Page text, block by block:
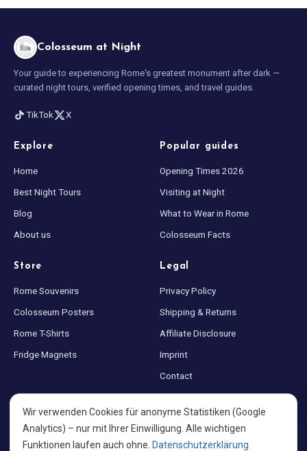
Colosseum at Night
Your guide to experiencing Rome's greatest monument after dark —
curated night tours, verified opening times, and travel guides.
TikTok X
Explore
Home
Best Night Tours
Blog
About us
Popular guides
Opening Times 2026
Visiting at Night
What to Wear in Rome
Colosseum Facts
Store
Rome Souvenirs
Colosseum Posters
Rome T-Shirts
Fridge Magnets
Legal
Privacy Policy
Shipping & Returns
Affiliate Disclosure
Imprint
Contact
Sitemap
Cookie settings
Wir verwenden Cookies für anonyme Statistiken (Google
Analytics) – nur mit Ihrer Einwilligung. Alle wichtigen
Funktionen laufen auch ohne. Datenschutzerklärung